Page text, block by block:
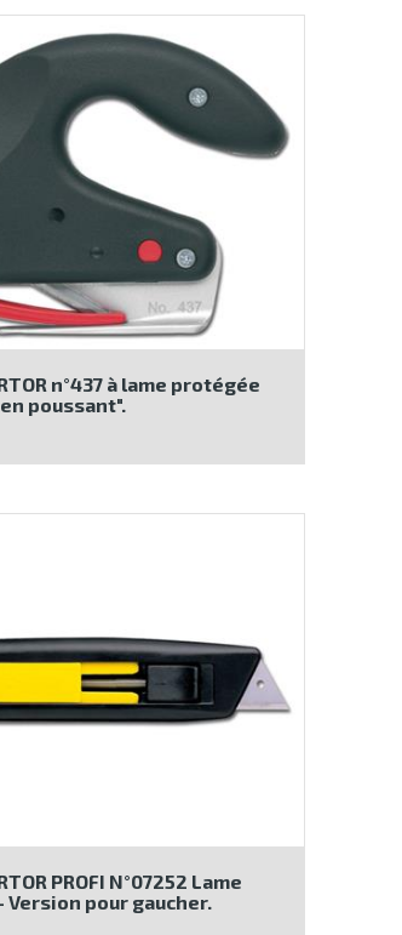
n°437 à lame protégée
poussant".
PROFI N°07252 Lame
pour gaucher.